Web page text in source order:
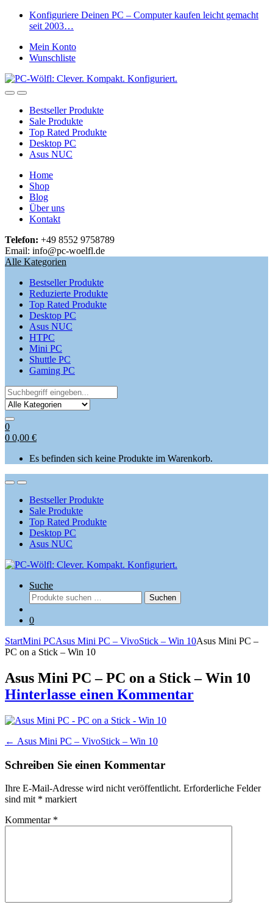
Skip
Skip
Konfiguriere Deinen PC – Computer kaufen leicht gemacht
seit 2003…
Mein Konto
Wunschliste
OpenClose
Bestseller Produkte
Sale Produkte
Top Rated Produkte
Desktop PC
Asus NUC
Home
Shop
Blog
Über uns
Kontakt
Telefon: +49 8552 9758789
Email: info@pc-woelfl.de
Alle Kategorien
Bestseller Produkte
Reduzierte Produkte
Top Rated Produkte
Desktop PC
Asus NUC
HTPC
Mini PC
Shuttle PC
Gaming PC
Search
for:
0
0 0,00 €
Es befinden sich keine Produkte im Warenkorb.
OpenClose
Bestseller Produkte
Sale Produkte
Top Rated Produkte
Desktop PC
Asus NUC
Suche
Suchen
nach:
Suchen
0
StartMini PCAsus Mini PC – VivoStick – Win 10Asus Mini PC –
PC on a Stick – Win 10
Asus Mini PC – PC on a Stick – Win 10
Hinterlasse einen Kommentar
Beitragsnavigation
← Asus Mini PC – VivoStick – Win 10
Schreiben Sie einen Kommentar
Ihre E-Mail-Adresse wird nicht veröffentlicht. Erforderliche Felder
sind mit * markiert
Kommentar *